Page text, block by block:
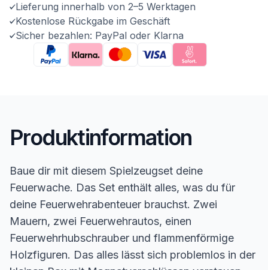
Lieferung innerhalb von 2–5 Werktagen
Kostenlose Rückgabe im Geschäft
Sicher bezahlen: PayPal oder Klarna
Produktinformation
Baue dir mit diesem Spielzeugset deine
Feuerwache. Das Set enthält alles, was du für
deine Feuerwehrabenteuer brauchst. Zwei
Mauern, zwei Feuerwehrautos, einen
Feuerwehrhubschrauber und flammenförmige
Holzfiguren. Das alles lässt sich problemlos in der